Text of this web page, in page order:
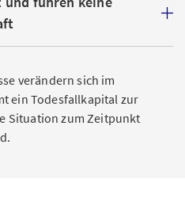
verändern sich im
ein Todesfallkapital zur
Situation zum Zeitpunkt